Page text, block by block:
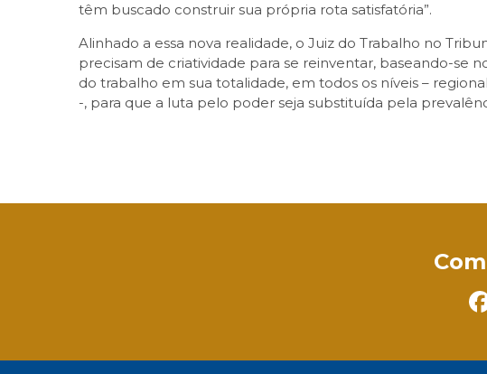
têm buscado construir sua própria rota satisfatória”.
Alinhado a essa nova realidade, o Juiz do Trabalho no
precisam de criatividade para se reinventar, baseando-se
do trabalho em sua totalidade, em todos os níveis –
-, para que a luta pelo poder seja substituída pela